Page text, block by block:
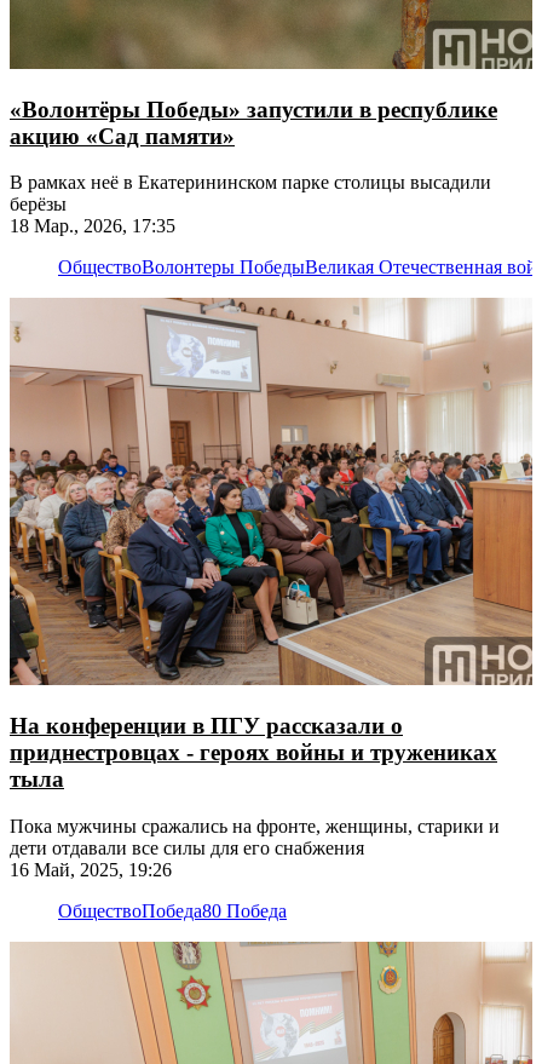
«Волонтёры Победы» запустили в республике
акцию «Сад памяти»
В рамках неё в Екатерининском парке столицы высадили
берёзы
18 Мар., 2026, 17:35
ОбществоВолонтеры ПобедыВеликая Отечественная
На конференции в ПГУ рассказали о
приднестровцах - героях войны и тружениках
тыла
Пока мужчины сражались на фронте, женщины, старики и
дети отдавали все силы для его снабжения
16 Май, 2025, 19:26
ОбществоПобеда80 Победа